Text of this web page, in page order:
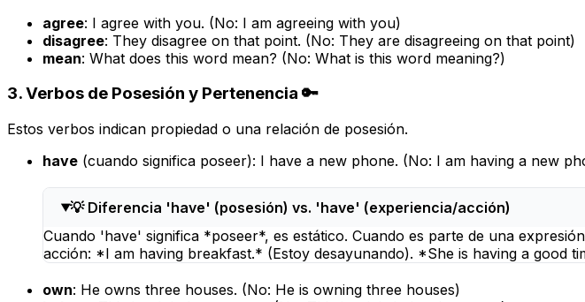
agree: I agree with you. (No: I am agreeing with you)
disagree: They disagree on that point. (No: They are disagreeing on that point)
mean: What does this word mean? (No: What is this word meaning?)
3. Verbos de Posesión y Pertenencia 🔑
Estos verbos indican propiedad o una relación de posesión.
have (cuando significa poseer): I have a new phone. (No: I am having a new
💡 Diferencia 'have' (posesión) vs. 'have' (experiencia/acción)
Cuando 'have' significa *poseer*, es estático. Cuando es parte de una
acción: *I am having breakfast.* (Estoy desayunando). *She is having a good
own: He owns three houses. (No: He is owning three houses)